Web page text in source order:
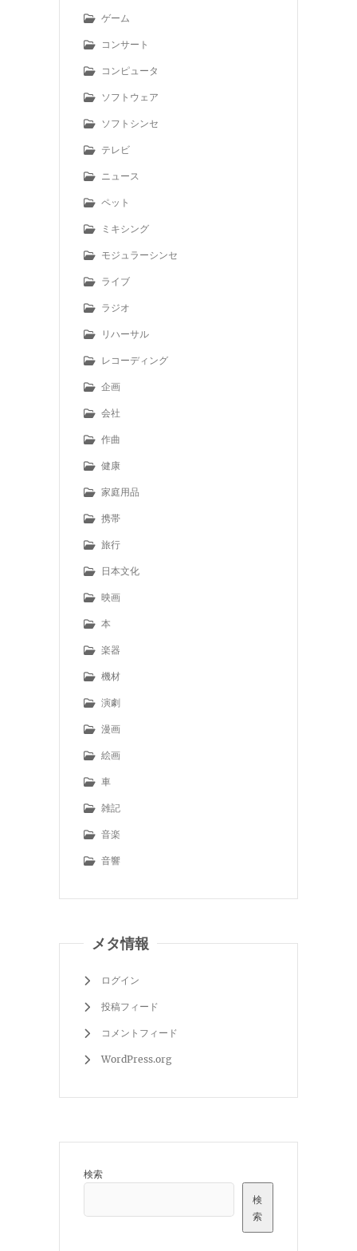
ゲーム
コンサート
コンピュータ
ソフトウェア
ソフトシンセ
テレビ
ニュース
ペット
ミキシング
モジュラーシンセ
ライブ
ラジオ
リハーサル
レコーディング
企画
会社
作曲
健康
家庭用品
携帯
旅行
日本文化
映画
本
楽器
機材
演劇
漫画
絵画
車
雑記
音楽
音響
メタ情報
ログイン
投稿フィード
コメントフィード
WordPress.org
検索
検
索